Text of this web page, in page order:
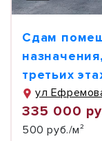
Сдам
третьих
ул
335 000
500 руб./м²